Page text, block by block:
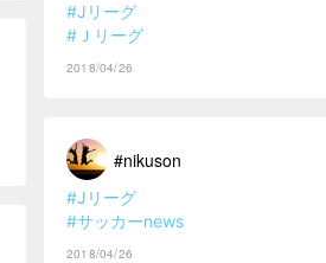
#Jリーグ
#Ｊリーグ
2018/04/26
#nikuson
#Jリーグ
#サッカーnews
2018/04/26